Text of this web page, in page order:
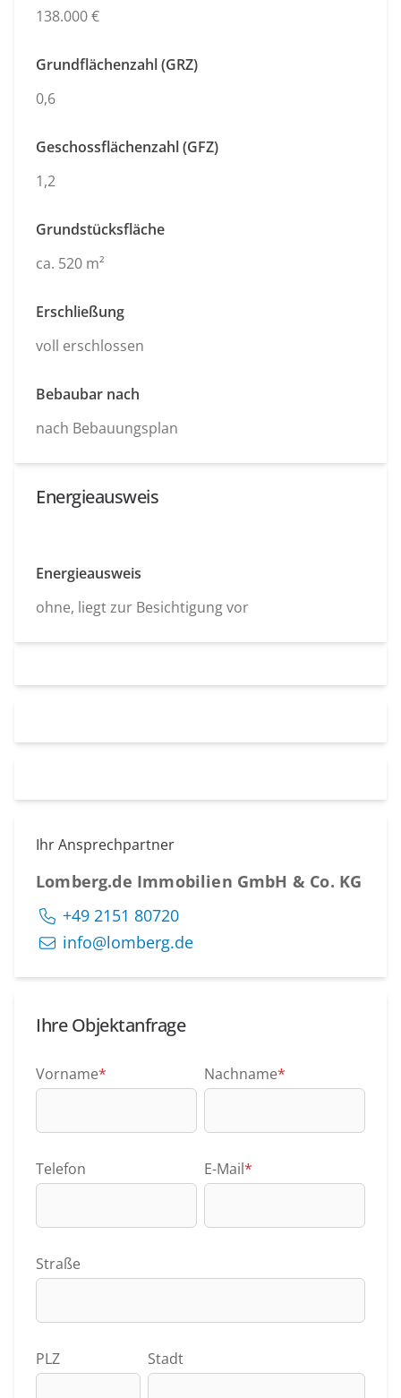
138.000 €
Grundflächenzahl (GRZ)
0,6
Geschossflächenzahl (GFZ)
1,2
Grundstücksfläche
ca. 520 m²
Erschließung
voll erschlossen
Bebaubar nach
nach Bebauungsplan
Energieausweis
Energieausweis
ohne, liegt zur Besichtigung vor
Ihr Ansprechpartner
Lomberg.de Immobilien GmbH & Co. KG
+49 2151 80720
info@lomberg.de
Ihre Objektanfrage
Vorname* Nachname*
Telefon E-Mail*
Straße
PLZ Stadt